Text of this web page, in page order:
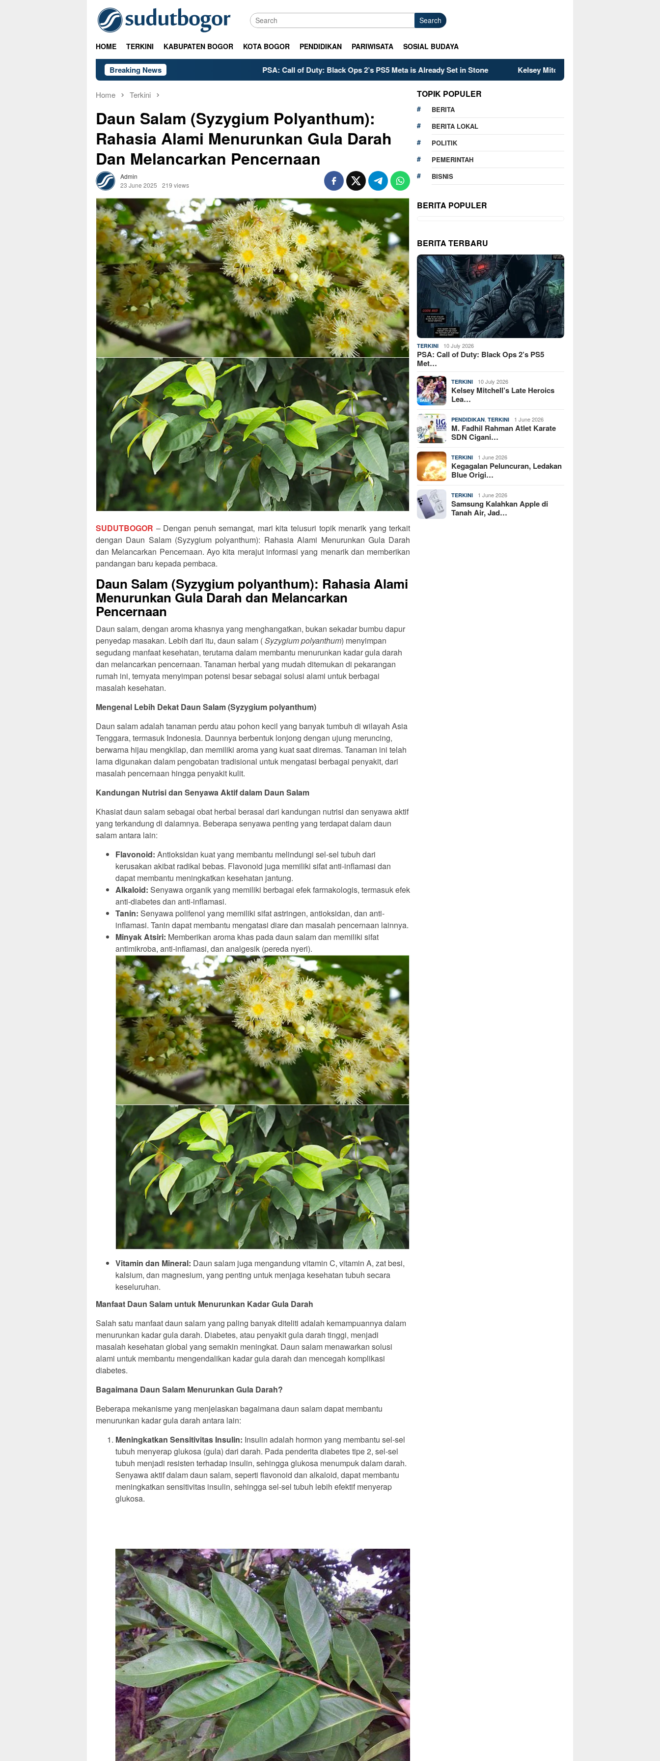
content
Search
HOME TERKINI KABUPATEN BOGOR KOTA BOGOR PENDIDIKAN PARIWISATA SOSIAL BUDAYA
Breaking News PSA: Call of Duty: Black Ops 2’s PS5 Meta is Already Set in Stone Kelsey Mitchell’s Late Heroics Lead Fever Past Mercury in Tense
Home Terkini
Daun Salam (Syzygium Polyanthum):
Rahasia Alami Menurunkan Gula Darah
Dan Melancarkan Pencernaan
Admin
23 June 2025
219 views
SUDUTBOGOR – Dengan penuh semangat, mari kita telusuri topik menarik yang terkait
dengan Daun Salam (Syzygium polyanthum): Rahasia Alami Menurunkan Gula Darah
dan Melancarkan Pencernaan. Ayo kita merajut informasi yang menarik dan memberikan
pandangan baru kepada pembaca.
Daun Salam (Syzygium polyanthum): Rahasia Alami
Menurunkan Gula Darah dan Melancarkan
Pencernaan
Daun salam, dengan aroma khasnya yang menghangatkan, bukan sekadar bumbu dapur
penyedap masakan. Lebih dari itu, daun salam (Syzygium polyanthum) menyimpan
segudang manfaat kesehatan, terutama dalam membantu menurunkan kadar gula darah
dan melancarkan pencernaan. Tanaman herbal yang mudah ditemukan di pekarangan
rumah ini, ternyata menyimpan potensi besar sebagai solusi alami untuk berbagai
masalah kesehatan.
Mengenal Lebih Dekat Daun Salam (Syzygium polyanthum)
Daun salam adalah tanaman perdu atau pohon kecil yang banyak tumbuh di wilayah Asia
Tenggara, termasuk Indonesia. Daunnya berbentuk lonjong dengan ujung meruncing,
berwarna hijau mengkilap, dan memiliki aroma yang kuat saat diremas. Tanaman ini telah
lama digunakan dalam pengobatan tradisional untuk mengatasi berbagai penyakit, dari
masalah pencernaan hingga penyakit kulit.
Kandungan Nutrisi dan Senyawa Aktif dalam Daun Salam
Khasiat daun salam sebagai obat herbal berasal dari kandungan nutrisi dan senyawa aktif
yang terkandung di dalamnya. Beberapa senyawa penting yang terdapat dalam daun
salam antara lain:
Flavonoid: Antioksidan kuat yang membantu melindungi sel-sel tubuh dari
kerusakan akibat radikal bebas. Flavonoid juga memiliki sifat anti-inflamasi dan
dapat membantu meningkatkan kesehatan jantung.
Alkaloid: Senyawa organik yang memiliki berbagai efek farmakologis, termasuk efek
anti-diabetes dan anti-inflamasi.
Tanin: Senyawa polifenol yang memiliki sifat astringen, antioksidan, dan anti-
inflamasi. Tanin dapat membantu mengatasi diare dan masalah pencernaan lainnya.
Minyak Atsiri: Memberikan aroma khas pada daun salam dan memiliki sifat
antimikroba, anti-inflamasi, dan analgesik (pereda nyeri).
Vitamin dan Mineral: Daun salam juga mengandung vitamin C, vitamin A, zat besi,
kalsium, dan magnesium, yang penting untuk menjaga kesehatan tubuh secara
keseluruhan.
Manfaat Daun Salam untuk Menurunkan Kadar Gula Darah
Salah satu manfaat daun salam yang paling banyak diteliti adalah kemampuannya dalam
menurunkan kadar gula darah. Diabetes, atau penyakit gula darah tinggi, menjadi
masalah kesehatan global yang semakin meningkat. Daun salam menawarkan solusi
alami untuk membantu mengendalikan kadar gula darah dan mencegah komplikasi
diabetes.
Bagaimana Daun Salam Menurunkan Gula Darah?
Beberapa mekanisme yang menjelaskan bagaimana daun salam dapat membantu
menurunkan kadar gula darah antara lain:
Meningkatkan Sensitivitas Insulin: Insulin adalah hormon yang membantu sel-sel
tubuh menyerap glukosa (gula) dari darah. Pada penderita diabetes tipe 2, sel-sel
tubuh menjadi resisten terhadap insulin, sehingga glukosa menumpuk dalam darah.
Senyawa aktif dalam daun salam, seperti flavonoid dan alkaloid, dapat membantu
meningkatkan sensitivitas insulin, sehingga sel-sel tubuh lebih efektif menyerap
glukosa.
TOPIK POPULER
BERITA
BERITA LOKAL
POLITIK
PEMERINTAH
BISNIS
BERITA POPULER
BERITA TERBARU
TERKINI 10 July 2026
PSA: Call of Duty: Black Ops 2’s PS5
Met…
TERKINI 10 July 2026
Kelsey Mitchell’s Late Heroics
Lea…
PENDIDIKAN ,TERKINI 1 June 2026
M. Fadhil Rahman Atlet Karate
SDN Cigani…
TERKINI 1 June 2026
Kegagalan Peluncuran, Ledakan
Blue Origi…
TERKINI 1 June 2026
Samsung Kalahkan Apple di
Tanah Air, Jad…